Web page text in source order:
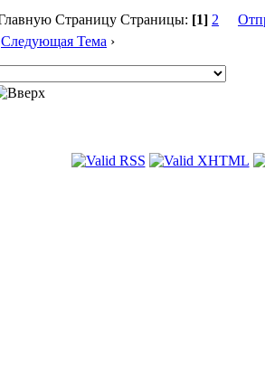
Страницы: [1] 2
Следующая Тема ›